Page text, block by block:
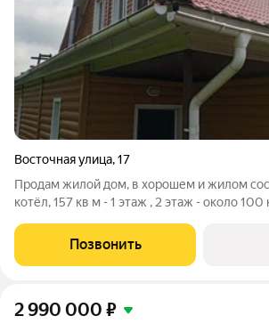
Восточная улица,17
Продам жилой дом, в хорошем и жилом
котёл, 157 кв м - 1 этаж , 2 этаж - около 100
заезд под машину (стоянка),зона отдыха,
брусчаткой, участок
Позвонить
2 990 000 ₽